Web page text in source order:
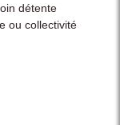
détente
ou collectivité